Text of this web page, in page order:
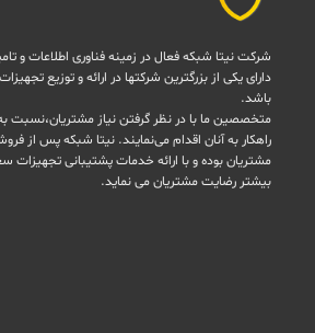
شرکت نیتا شبکه فعال در زمینه فناوری اطلاعات و
دارای یکی از بزرگترین شرکتها در ارائه و توزیع
باشد.
متخصصین ما با در نظر گرفتن نیاز مشتریان،نسبت به
راهکار به آنان اقدام می‌نمایند. نیتا شبکه پس از
مشتریان بوده و با ارائه خدمات پشتیبانی
بیشتر رضایت مشتریان می نماید.